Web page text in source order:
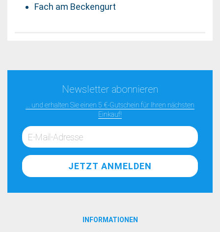
Fach am Beckengurt
Newsletter abonnieren
... und erhalten Sie einen 5 €-Gutschein für Ihren nächsten
Einkauf!
INFORMATIONEN